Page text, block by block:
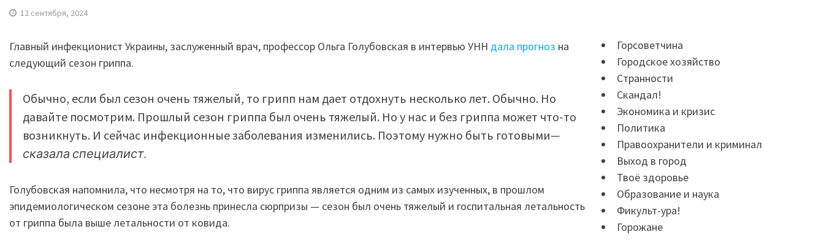
12 сентября, 2024
Главный инфекционист Украины, заслуженный врач, профессор Ольга Голубовская в интервью УНН дала прогноз на
следующий сезон гриппа.
Обычно, если был сезон очень тяжелый, то грипп нам дает отдохнуть несколько лет. Обычно. Но
давайте посмотрим. Прошлый сезон гриппа был очень тяжелый. Но у нас и без гриппа может что-то
возникнуть. И сейчас инфекционные заболевания изменились. Поэтому нужно быть готовыми—
сказала специалист.
Голубовская напомнила, что несмотря на то, что вирус гриппа является одним из самых изученных, в прошлом
эпидемиологическом сезоне эта болезнь принесла сюрпризы — сезон был очень тяжелый и госпитальная летальность
от гриппа была выше летальности от ковида.
Горсоветчина
Городское хозяйство
Странности
Скандал!
Экономика и кризис
Политика
Правоохранители и криминал
Выход в город
Твоё здоровье
Образование и наука
Фикульт-ура!
Горожане